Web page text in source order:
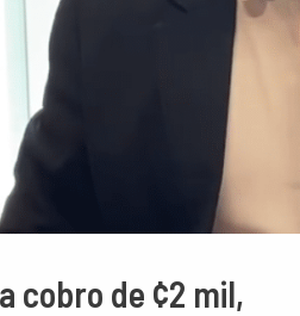
cobro de ¢2 mil,